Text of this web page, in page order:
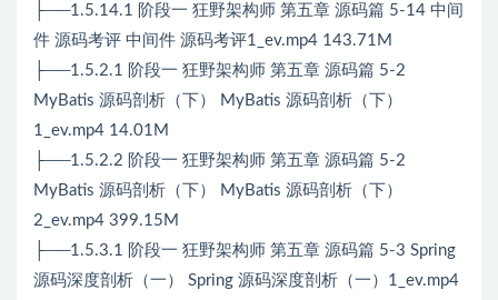
├──1.5.14.1 阶段一 狂野架构师 第五章 源码篇 5-14 中间
件 源码考评 中间件 源码考评1_ev.mp4 143.71M
├──1.5.2.1 阶段一 狂野架构师 第五章 源码篇 5-2
MyBatis 源码剖析（下） MyBatis 源码剖析（下）
1_ev.mp4 14.01M
├──1.5.2.2 阶段一 狂野架构师 第五章 源码篇 5-2
MyBatis 源码剖析（下） MyBatis 源码剖析（下）
2_ev.mp4 399.15M
├──1.5.3.1 阶段一 狂野架构师 第五章 源码篇 5-3 Spring
源码深度剖析（一） Spring 源码深度剖析（一）1_ev.mp4